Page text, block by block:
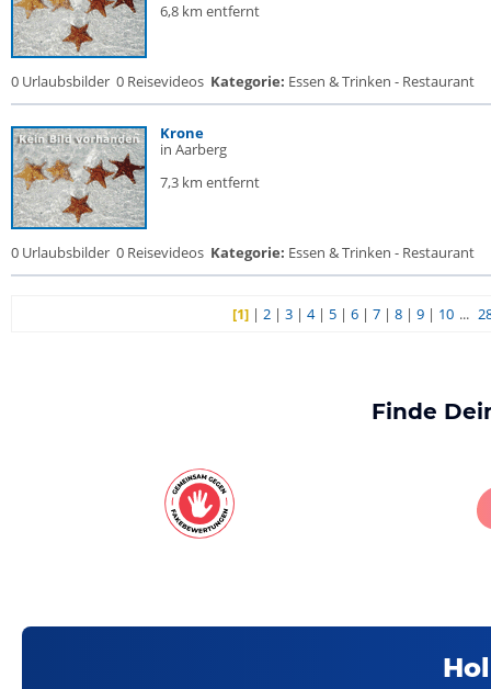
6,8 km entfernt
0 Urlaubsbilder 0 Reisevideos Kategorie: Essen & Trinken - Restaurant
Krone
in Aarberg
7,3 km entfernt
0 Urlaubsbilder 0 Reisevideos Kategorie: Essen & Trinken - Restaurant
[1]| 2| 3| 4| 5| 6| 7| 8| 9| 10 ...
Finde